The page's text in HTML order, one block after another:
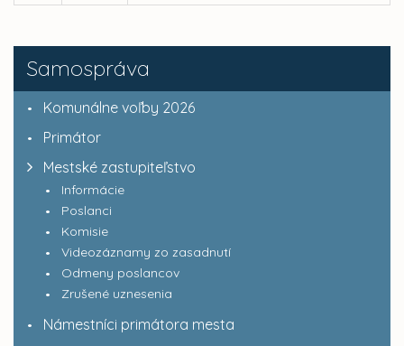
Samospráva
Komunálne voľby 2026
Primátor
Mestské zastupiteľstvo
Informácie
Poslanci
Komisie
Videozáznamy zo zasadnutí
Odmeny poslancov
Zrušené uznesenia
Námestníci primátora mesta